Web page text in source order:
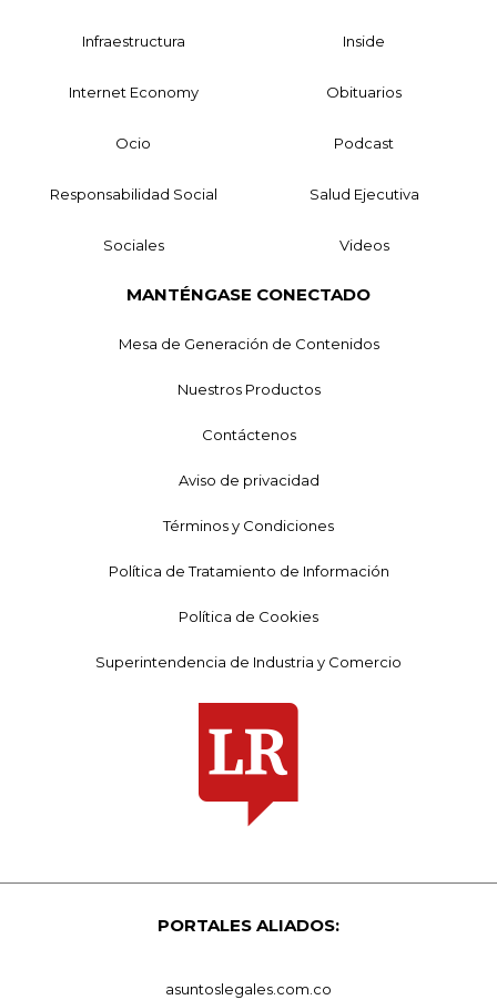
Infraestructura Inside
Internet Economy Obituarios
Ocio Podcast
Responsabilidad Social Salud Ejecutiva
Sociales Videos
MANTÉNGASE CONECTADO
Mesa de Generación de Contenidos
Nuestros Productos
Contáctenos
Aviso de privacidad
Términos y Condiciones
Política de Tratamiento de Información
Política de Cookies
Superintendencia de Industria y Comercio
PORTALES ALIADOS:
asuntoslegales.com.co